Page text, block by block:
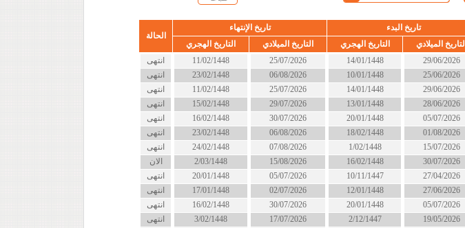
تاريخ البدء
تاريخ الإنتهاء
الحالة
التاريخ الميلادي
التاريخ الهجري التاريخ الميلادي
التاريخ الهجري
29/06/2026
25/06/2026
29/06/2026
28/06/2026
05/07/2026
01/08/2026
15/07/2026
30/07/2026
27/04/2026
27/06/2026
05/07/2026
19/05/2026
14/01/1448
10/01/1448
14/01/1448
13/01/1448
20/01/1448
18/02/1448
1/02/1448
16/02/1448
10/11/1447
12/01/1448
20/01/1448
2/12/1447
25/07/2026
06/08/2026
25/07/2026
29/07/2026
30/07/2026
06/08/2026
07/08/2026
15/08/2026
05/07/2026
02/07/2026
30/07/2026
17/07/2026
11/02/1448
23/02/1448
11/02/1448
15/02/1448
16/02/1448
23/02/1448
24/02/1448
2/03/1448
20/01/1448
17/01/1448
16/02/1448
3/02/1448
انتهى
انتهى
انتهى
انتهى
انتهى
انتهى
انتهى
الان
انتهى
انتهى
انتهى
انتهى